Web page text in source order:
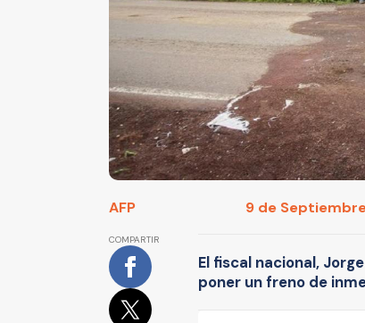
AFP 9 de
COMPARTIR
El fiscal nacional,
poner un freno de